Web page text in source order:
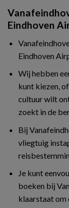
Eindhoven
Eindhoven
Wij hebben
kunt kiezen,
cultuur wilt
zoekt in de
Bij
vliegtuig
Je kunt
boeken bij
klaarstaat om